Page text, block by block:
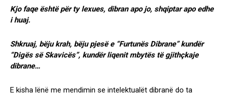
Kjo faqe është për ty lexues, dibran apo jo, shqiptar apo edhe
i huaj.
Shkruaj, bëju krah, bëju pjesë e “Furtunës Dibrane” kundër
“Digës së Skavicës”, kundër liqenit mbytës të gjithçkaje
dibrane…
E kisha lënë me mendimin se intelektualët dibranë do ta